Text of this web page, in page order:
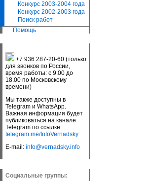
Конкурс 2003-2004 года
Конкурс 2002-2003 года
Поиск работ
Помощь
+7 936 287-20-60 (только
для звонков по России,
время работы: с 9.00 до
18.00 по Московскому
времени)
Мы также доступны в
Telegram и WhatsApp.
Важная информация будет
публиковаться на канале
Telegram по ссылке
telegram.me/InfoVernadsky
E-mail: info@vernadsky.info
Социальные группы: